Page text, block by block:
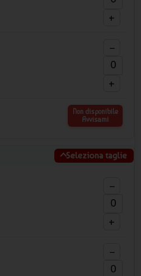
+
−
+
Non disponibile
Avvisami
Seleziona taglie
−
+
−